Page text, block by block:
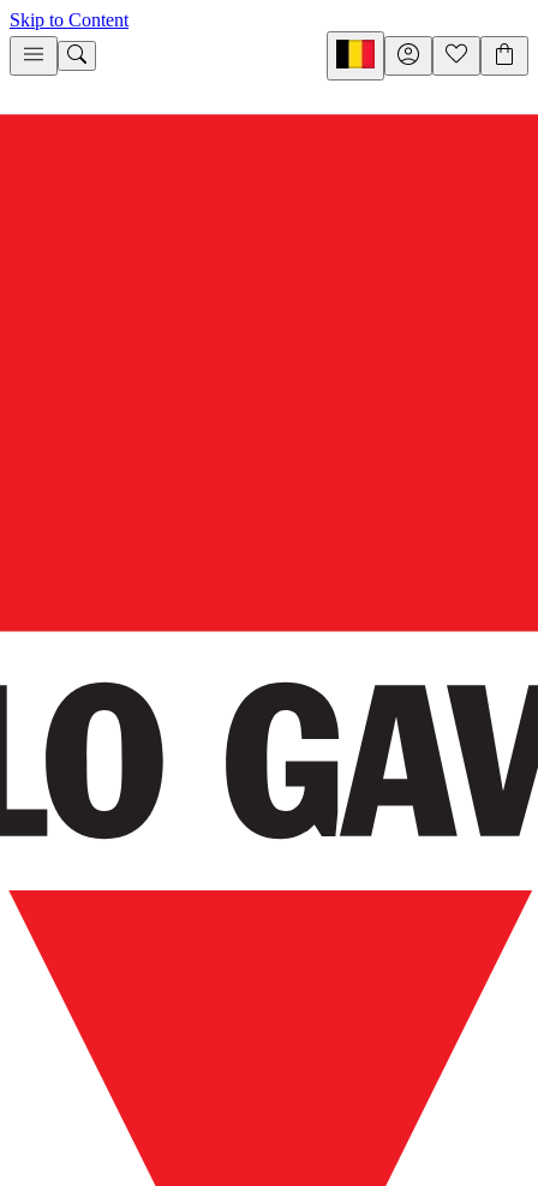
Skip to Content